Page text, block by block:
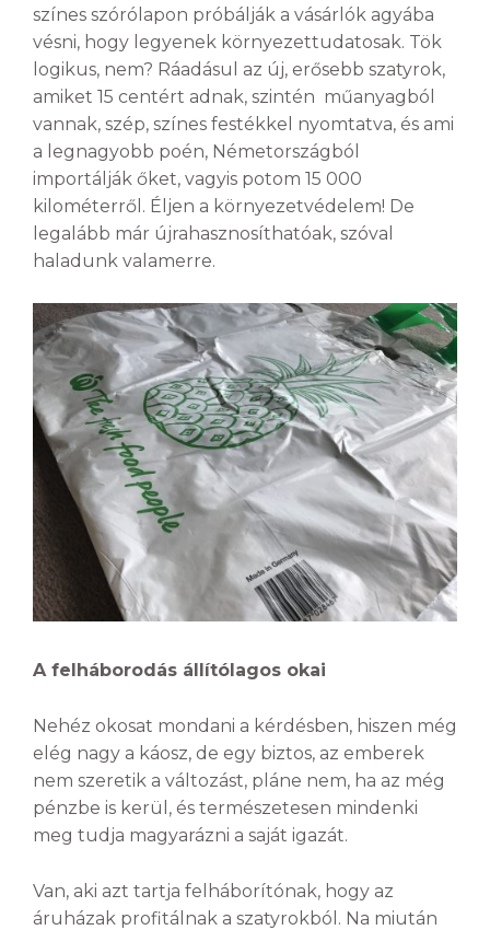
színes szórólapon próbálják a vásárlók agyába
vésni, hogy legyenek környezettudatosak. Tök
logikus, nem? Ráadásul az új, erősebb szatyrok,
amiket 15 centért adnak, szintén műanyagból
vannak, szép, színes festékkel nyomtatva, és ami
a legnagyobb poén, Németországból
importálják őket, vagyis potom 15 000
kilométerről. Éljen a környezetvédelem! De
legalább már újrahasznosíthatóak, szóval
haladunk valamerre.
A felháborodás állítólagos okai
Nehéz okosat mondani a kérdésben, hiszen még
elég nagy a káosz, de egy biztos, az emberek
nem szeretik a változást, pláne nem, ha az még
pénzbe is kerül, és természetesen mindenki
meg tudja magyarázni a saját igazát.
Van, aki azt tartja felháborítónak, hogy az
áruházak profitálnak a szatyrokból. Na miután